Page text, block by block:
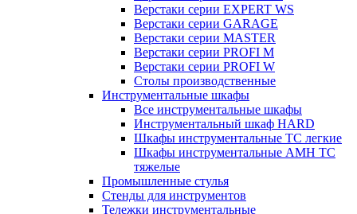
Верстаки серии EXPERT WS
Верстаки серии GARAGE
Верстаки серии MASTER
Верстаки серии PROFI M
Верстаки серии PROFI W
Столы производственные
Инструментальные шкафы
Все инструментальные шкафы
Инструментальный шкаф HARD
Шкафы инструментальные ТС легкие
Шкафы инструментальные AMH TC
тяжелые
Промышленные стулья
Стенды для инструментов
Тележки инструментальные